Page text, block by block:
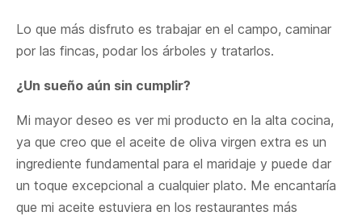
Lo que más disfruto es trabajar en el campo, caminar
por las fincas, podar los árboles y tratarlos.
¿Un sueño aún sin cumplir?
Mi mayor deseo es ver mi producto en la alta cocina,
ya que creo que el aceite de oliva virgen extra es un
ingrediente fundamental para el maridaje y puede dar
un toque excepcional a cualquier plato. Me encantaría
que mi aceite estuviera en los restaurantes más